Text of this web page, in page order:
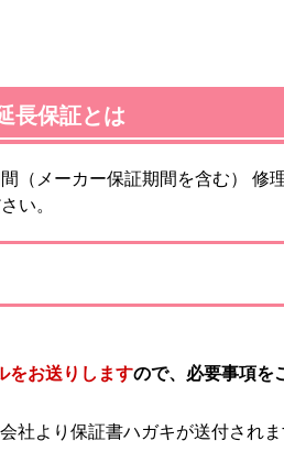
長保証とは
（メーカー保証期間を含む） 修
い。
をお送りしますので、必要事項を
社より保証書ハガキが送付され